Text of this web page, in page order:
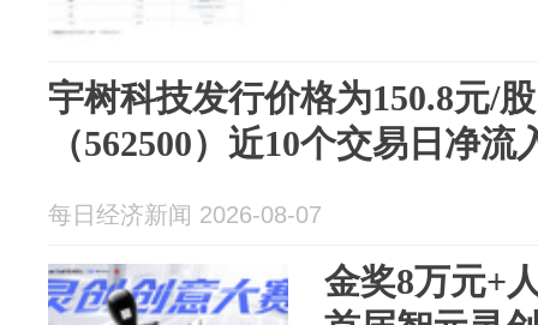
宇树科技发行价格为150.8元/
（562500）近10个交易日净流
每日经济新闻 2026-08-07
金奖8万元+